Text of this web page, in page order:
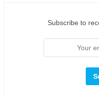
Subscribe to